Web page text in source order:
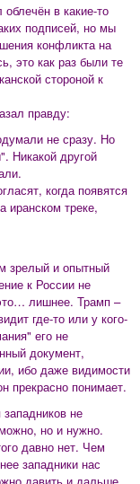
в какие-то
подписей, но мы
конфликта на
это как раз были те
стороной к
правду:
не сразу. Но
Никакой другой
когда появятся
иранском треке,
зрелый и опытный
к России не
лишнее. Трамп –
где-то или у кого-
его не
документ,
ибо даже видимости
прекрасно понимает.
не
но и нужно.
давно нет. Чем
западники нас